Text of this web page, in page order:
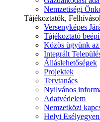
Nemzetiségi
Tájékoztatók,
Versenyképes
Tájékoztató
Közös ügyünk
Integrált
Álláslehetőségek
Projektek
Tervtanács
Nyilvános
Adatvédelem
Nemzetközi
Helyi